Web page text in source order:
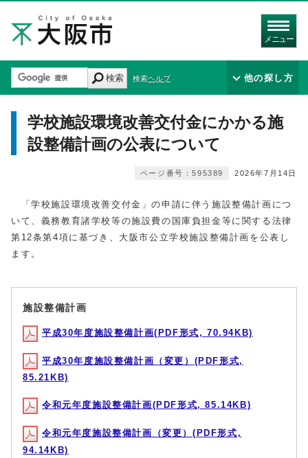
メニュー
検索 検索ヘルプ 他の探し方
学校施設環境改善交付金にかかる施
設整備計画の公表について
2026年7月14日
ページ番号：595389
「学校施設環境改善交付金」の申請に伴う施設整備計画につ
いて、義務教育諸学校等の施設費の国庫負担金等に関する法律
第12条第4項に基づき、大阪市公立学校施設整備計画を公表し
ます。
施設整備計画
平成30年度施設整備計画(PDF形式, 70.94KB)
平成30年度施設整備計画（変更）(PDF形式,
85.21KB)
令和元年度施設整備計画(PDF形式, 85.14KB)
令和元年度施設整備計画（変更）(PDF形式,
94.14KB)